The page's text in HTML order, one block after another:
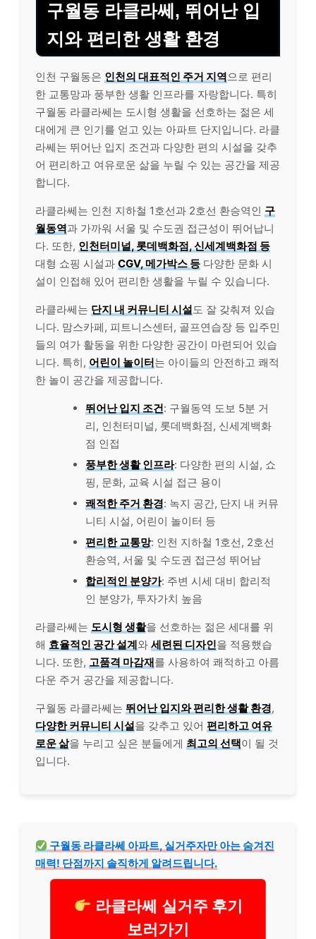
구월동 라클라쎄, 뛰어난 입
지와 편리한 생활 환경
인천 구월동은 인천의 대표적인 주거 지역으로 편리
한 교통망과 풍부한 생활 인프라를 자랑합니다. 특히
구월동 라클라쎄는 도시형 생활을 선호하는 젊은 세
대에게 큰 인기를 얻고 있는 아파트 단지입니다. 라클
라쎄는 뛰어난 입지 조건과 다양한 편의 시설을 갖추
어 편리하고 여유로운 삶을 누릴 수 있는 공간을 제공
합니다.
라클라쎄는 인천 지하철 1호선과 2호선 환승역인 구
월동역과 가까워 서울 및 수도권 접근성이 뛰어납니
다. 또한, 인천터미널, 롯데백화점, 신세계백화점 등
대형 쇼핑 시설과 CGV, 메가박스 등 다양한 문화 시
설이 인접해 있어 편리한 생활을 누릴 수 있습니다.
라클라쎄는 단지 내 커뮤니티 시설도 잘 갖춰져 있습
니다. 맘스카페, 피트니스센터, 골프연습장 등 입주민
들의 여가 활동을 위한 다양한 공간이 마련되어 있습
니다. 특히, 어린이 놀이터는 아이들의 안전하고 쾌적
한 놀이 공간을 제공합니다.
뛰어난 입지 조건: 구월동역 도보 5분 거
리, 인천터미널, 롯데백화점, 신세계백화
점 인접
풍부한 생활 인프라: 다양한 편의 시설, 쇼
핑, 문화, 교육 시설 접근 용이
쾌적한 주거 환경: 녹지 공간, 단지 내 커뮤
니티 시설, 어린이 놀이터 등
편리한 교통망: 인천 지하철 1호선, 2호선
환승역, 서울 및 수도권 접근성 뛰어남
합리적인 분양가: 주변 시세 대비 합리적
인 분양가, 투자가치 높음
라클라쎄는 도시형 생활을 선호하는 젊은 세대를 위
해 효율적인 공간 설계와 세련된 디자인을 적용했습
니다. 또한, 고품격 마감재를 사용하여 쾌적하고 아름
다운 주거 공간을 제공합니다.
구월동 라클라쎄는 뛰어난 입지와 편리한 생활 환경,
다양한 커뮤니티 시설을 갖추고 있어 편리하고 여유
로운 삶을 누리고 싶은 분들에게 최고의 선택이 될 것
입니다.
구월동 라클라쎄 아파트, 실거주자만 아는 숨겨진
매력! 단점까지 솔직하게 알려드립니다.
라클라쎄 실거주 후기
보러가기